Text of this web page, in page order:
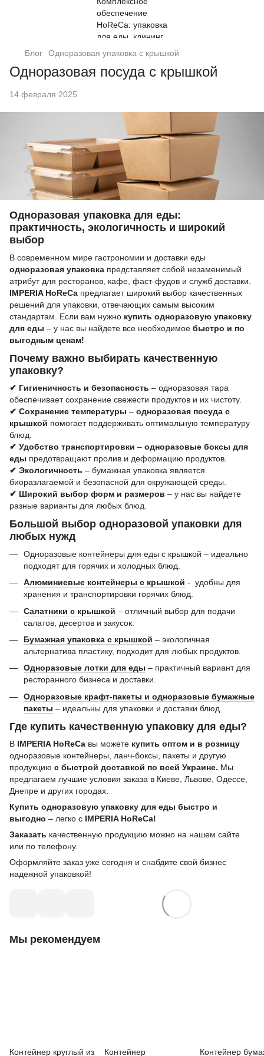
Блог Одноразовая упаковка с крышкой
Одноразовая посуда с крышкой
14 февраля 2025
Одноразовая упаковка для еды:
практичность, экологичность и широкий
выбор
В современном мире гастрономии и доставки еды
одноразовая упаковка представляет собой незаменимый
атрибут для ресторанов, кафе, фаст-фудов и служб доставки.
IMPERIA HoReCa предлагает широкий выбор качественных
решений для упаковки, отвечающих самым высоким
стандартам. Если вам нужно купить одноразовую упаковку
для еды – у нас вы найдете все необходимое быстро и по
выгодным ценам!
Почему важно выбирать качественную
упаковку?
✔ Гигиеничность и безопасность – одноразовая тара
обеспечивает сохранение свежести продуктов и их чистоту.
✔ Сохранение температуры – одноразовая посуда с
крышкой помогает поддерживать оптимальную температуру
блюд.
✔ Удобство транспортировки – одноразовые боксы для
еды предотвращают пролив и деформацию продуктов.
✔ Экологичность – бумажная упаковка является
биоразлагаемой и безопасной для окружающей среды.
✔ Широкий выбор форм и размеров – у нас вы найдете
разные варианты для любых блюд.
Большой выбор одноразовой упаковки для
любых нужд
Одноразовые контейнеры для еды с крышкой – идеально
подходят для горячих и холодных блюд.
Алюминиевые контейнеры с крышкой - удобны для
хранения и транспортировки горячих блюд.
Салатники с крышкой – отличный выбор для подачи
салатов, десертов и закусок.
Бумажная упаковка с крышкой – экологичная
альтернатива пластику, подходит для любых продуктов.
Одноразовые лотки для еды – практичный вариант для
ресторанного бизнеса и доставки.
Одноразовые крафт-пакеты и одноразовые бумажные
пакеты – идеальны для упаковки и доставки блюд.
Где купить качественную упаковку для еды?
В IMPERIA HoReCa вы можете купить оптом и в розницу
одноразовые контейнеры, ланч-боксы, пакеты и другую
продукцию с быстрой доставкой по всей Украине. Мы
предлагаем лучшие условия заказа в Киеве, Львове, Одессе,
Днепре и других городах.
Купить одноразовую упаковку для еды быстро и
выгодно – легко с IMPERIA HoReCa!
Заказать качественную продукцию можно на нашем сайте
или по телефону.
Оформляйте заказ уже сегодня и снабдите свой бизнес
надежной упаковкой!
Мы рекомендуем
Контейнер круглый из
Контейнер
Контейнер